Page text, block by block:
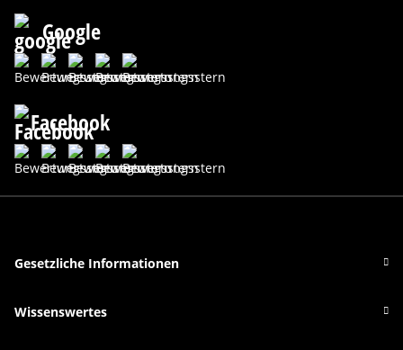
Google
Facebook
Gesetzliche Informationen
Wissenswertes